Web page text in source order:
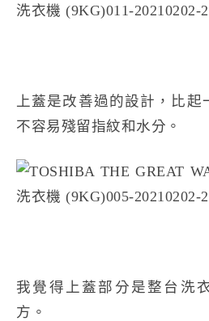
上蓋是改善過的設計，比
不容易殘留指紋和水分。
我覺得上蓋部分是整台洗
方。